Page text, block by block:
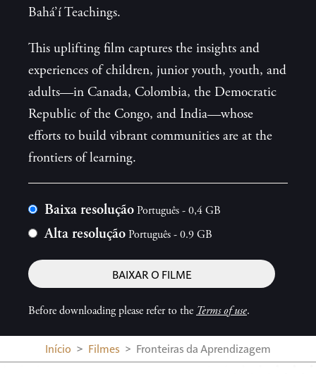
Lubumbashi, Democratic
Republic of the Congo
Toronto, Canada
Bihar Sharif, India
Bahá’í Teachings.
This uplifting film captures the insights and
experiences of children, junior youth, youth, and
adults—in Canada, Colombia, the Democratic
Republic of the Congo, and India—whose
efforts to build vibrant communities are at the
frontiers of learning.
Baixa resoluçãoPortuguês - 0,4 GB
Alta resoluçãoPortuguês - 0.9 GB
BAIXAR O FILME
Before downloading please refer to the Terms of use.
Início Filmes Fronteiras da Aprendizagem